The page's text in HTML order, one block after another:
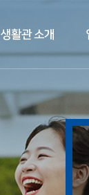
생활관 소개